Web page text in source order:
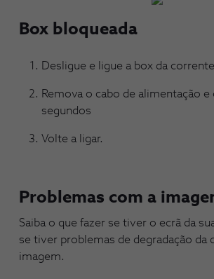
Box bloqueada
Desligue e ligue a box da
Remova o cabo de alimentação e
segundos
Volte a ligar.
Problemas com a
Saiba o que fazer se tiver o ecrã da
se tiver problemas de degradação da
imagem.